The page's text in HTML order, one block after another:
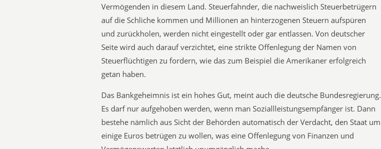
Vermögenden in diesem Land. Steuerfahnder, die nachweislich Steuerbetrügern
auf die Schliche kommen und Millionen an hinterzogenen Steuern aufspüren
und zurückholen, werden nicht eingestellt oder gar entlassen. Von deutscher
Seite wird auch darauf verzichtet, eine strikte Offenlegung der Namen von
Steuerflüchtigen zu fordern, wie das zum Beispiel die Amerikaner erfolgreich
getan haben.
Das Bankgeheimnis ist ein hohes Gut, meint auch die deutsche Bundesregierung.
Es darf nur aufgehoben werden, wenn man Soziallleistungsempfänger ist. Dann
bestehe nämlich aus Sicht der Behörden automatisch der Verdacht, den Staat um
einige Euros betrügen zu wollen, was eine Offenlegung von Finanzen und